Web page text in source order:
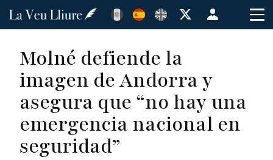
Pasar
principal
Menú
de
usuario
Molné defiende la
imagen de Andorra y
asegura que “no hay una
emergencia nacional en
seguridad”